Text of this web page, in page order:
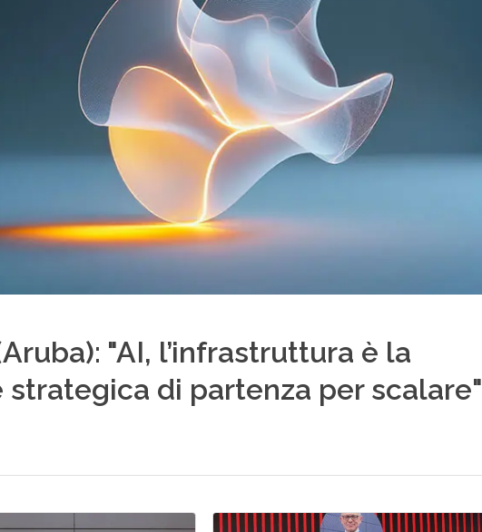
"AI, l’infrastruttura è la
strategica di partenza per scalare"